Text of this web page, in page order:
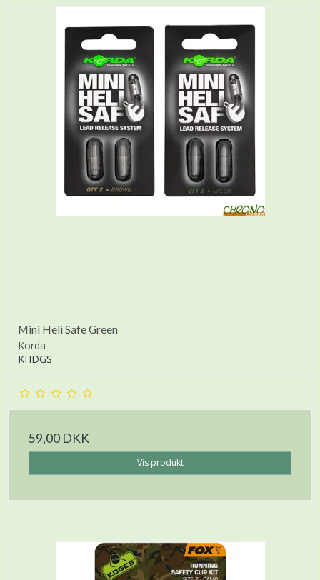
Mini Heli Safe Green
Korda
KHDGS
59,00 DKK
Vis produkt